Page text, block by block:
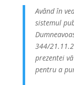
Având în
sistemul
344/
prezentei
pentru a